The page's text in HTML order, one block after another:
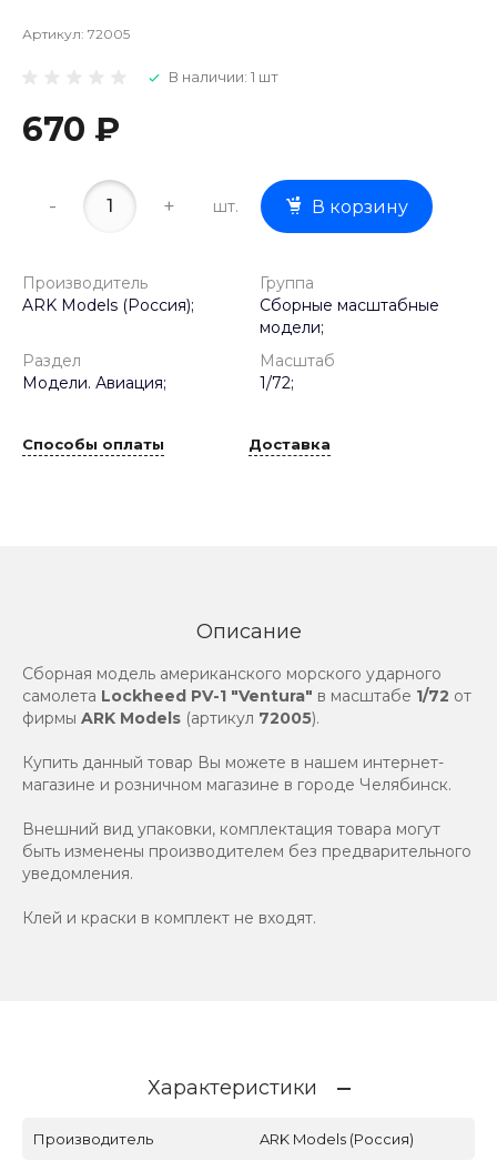
Артикул: 72005
В наличии: 1 шт
670 ₽
- + шт. В корзину
Производитель
ARK Models (Россия);
Группа
Сборные масштабные
модели;
Раздел
Модели. Авиация;
Масштаб
1/72;
Способы оплаты Доставка
Описание
Сборная модель американского морского ударного
самолета Lockheed PV-1 "Ventura" в масштабе 1/72 от
фирмы ARK Models (артикул 72005).
Купить данный товар Вы можете в нашем интернет-
магазине и розничном магазине в городе Челябинск.
Внешний вид упаковки, комплектация товара могут
быть изменены производителем без предварительного
уведомления.
Клей и краски в комплект не входят.
Характеристики
Производитель ARK Models (Россия)